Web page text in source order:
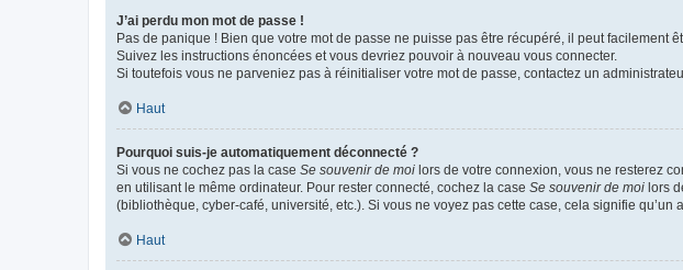
J’ai perdu mon mot de passe !
Pas de panique ! Bien que votre mot de passe ne puisse pas être récupéré, il peut
Suivez les instructions énoncées et vous devriez pouvoir à nouveau vous connecter.
Si toutefois vous ne parveniez pas à réinitialiser votre mot de passe, contactez un
Haut
Pourquoi suis-je automatiquement déconnecté ?
Si vous ne cochez pas la case Se souvenir de moi lors de votre connexion, vous ne resterez
en utilisant le même ordinateur. Pour rester connecté, cochez la case Se souvenir de moi lors
(bibliothèque, cyber-café, université, etc.). Si vous ne voyez pas cette case, cela signifie qu’un
Haut